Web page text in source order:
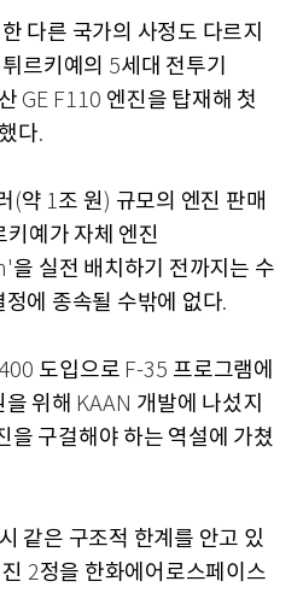
다른 국가의 사정도 다르지
르키예의 5세대 전투기
GE F110 엔진을 탑재해 첫
다.
(약 1조 원) 규모의 엔진 판매
키예가 자체 엔진
을 실전 배치하기 전까지는 수
에 종속될 수밖에 없다.
도입으로 F-35 프로그램에
위해 KAAN 개발에 나섰지
을 구걸해야 하는 역설에 가쳤
같은 구조적 한계를 안고 있
2정을 한화에어로스페이스